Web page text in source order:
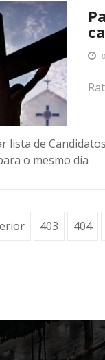
lista de
o mesmo dia
403 404